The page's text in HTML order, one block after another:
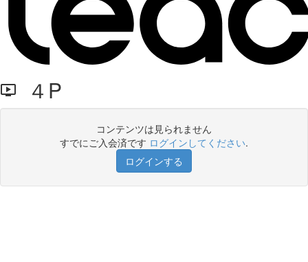
４P
コンテンツは見られません
すでにご入会済です ログインしてください.
ログインする